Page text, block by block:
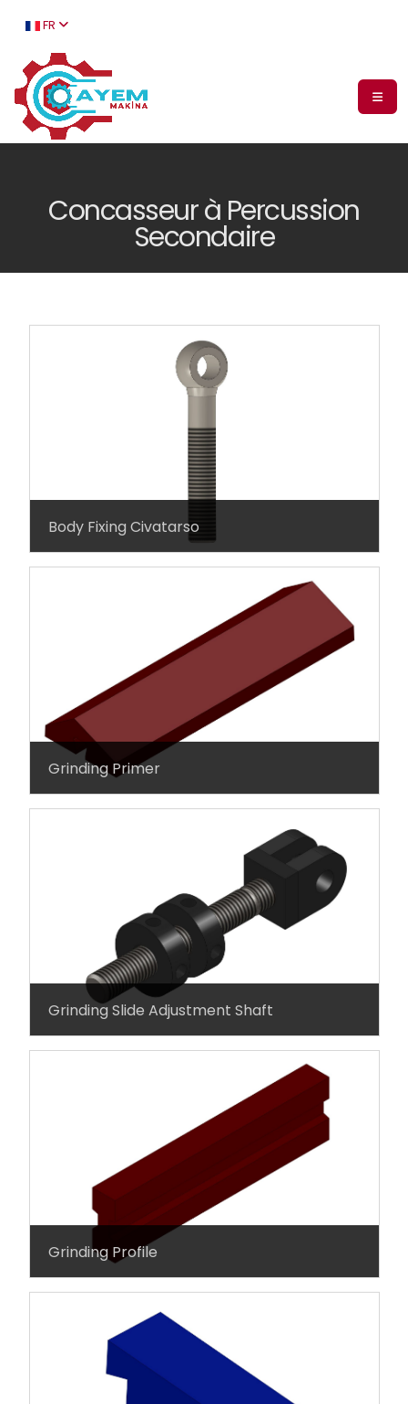
FR
Concasseur à Percussion
Secondaire
Body Fixing Civatarso
Grinding Primer
Grinding Slide Adjustment Shaft
Grinding Profile